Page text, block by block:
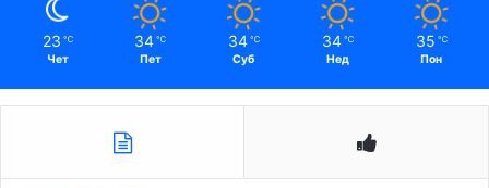
23 ℃
Чет
34 ℃
Пет
34 ℃
Суб
34 ℃
Нед
35 ℃
Пон